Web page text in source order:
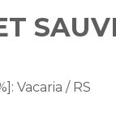
Vacaria / RS